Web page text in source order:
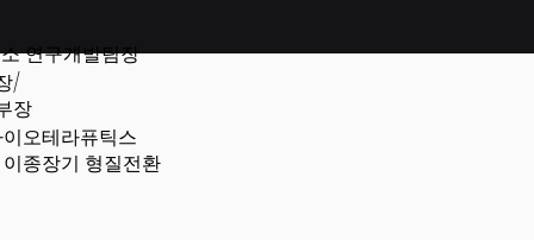
연구개발팀장
/
장
오테라퓨틱스
종장기 형질전환